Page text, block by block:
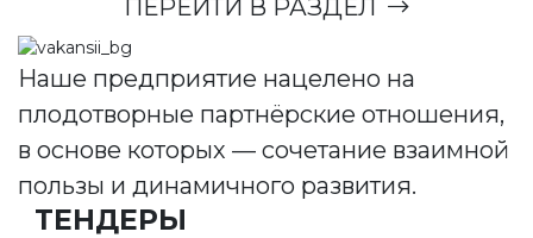
ПЕРЕЙТИ В РАЗДЕЛ
Наше предприятие нацелено на
плодотворные партнёрские отношения,
в основе которых — сочетание взаимной
пользы и динамичного развития.
ТЕНДЕРЫ